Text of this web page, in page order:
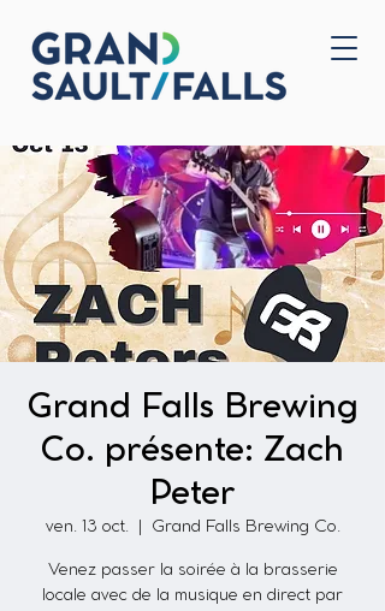
Accueil
Grand Falls Brewing
Co. présente: Zach
Peter
ven. 13 oct. Grand Falls Brewing Co.
Venez passer la soirée à la brasserie
locale avec de la musique en direct par